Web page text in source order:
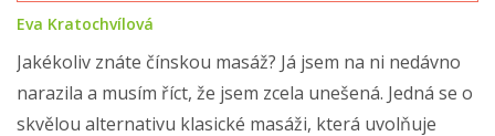
Eva Kratochvílová
Jakékoliv znáte čínskou masáž? Já jsem na ni nedávno
narazila a musím říct, že jsem zcela unešená. Jedná se o
skvělou alternativu klasické masáži, která uvolňuje